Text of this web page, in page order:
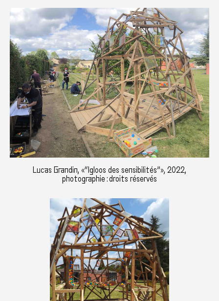
Lucas Grandin, «“Igloos des sensibilités”», 2022,
photographie : droits réservés